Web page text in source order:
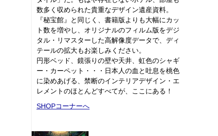
数多く収められた貴重なデザイン遺産資料。
『秘宝館』と同じく、書籍版よりも大幅にカッ
ト数を増やし、オリジナルのフィルム版をデジ
タル・リマスターした高解像度データで、ディ
テールの拡大もお楽しみください。
円形ベッド、鏡張りの壁や天井、虹色のシャギ
ー・カーペット・・・日本人の血と吐息を桃色
に染めあげる、禁断のインテリアデザイン・エ
レメントのほとんどすべてが、ここにある！
SHOPコーナーへ